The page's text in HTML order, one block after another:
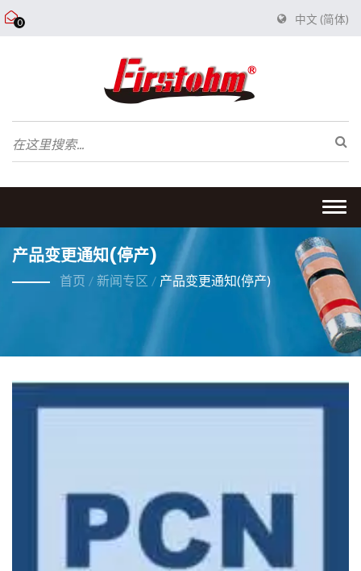
0 中文 (简体)
产品变更通知(停产)
首页 / 新闻专区 / 产品变更通知(停产)